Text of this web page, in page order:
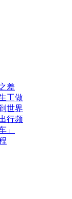
差
工做
世界
行频
」